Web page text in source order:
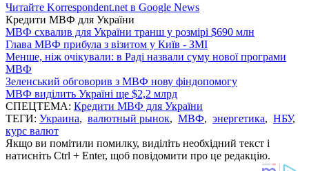
Читайте Korrespondent.net в Google News
Кредити МВФ для України
МВФ схвалив для України транш у розмірі $690 млн
Глава МВФ прибула з візитом у Київ - ЗМІ
Менше, ніж очікували: в Раді назвали суму нової програми
МВФ
Зеленський обговорив з МВФ нову фіндопомогу
МВФ виділить Україні ще $2,2 млрд
СПЕЦТЕМА: Кредити МВФ для України
ТЕГИ: Украина, валютный рынок, МВФ, энергетика, НБУ,
курс валют
Якщо ви помітили помилку, виділіть необхідний текст і
натисніть Ctrl + Enter, щоб повідомити про це редакцію.